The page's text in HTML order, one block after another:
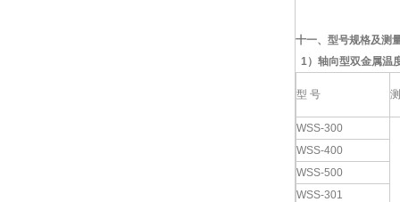
十一、型号规格及测
1） 轴向型双金属温
型 号
WSS-300
WSS-400
WSS-500
WSS-301